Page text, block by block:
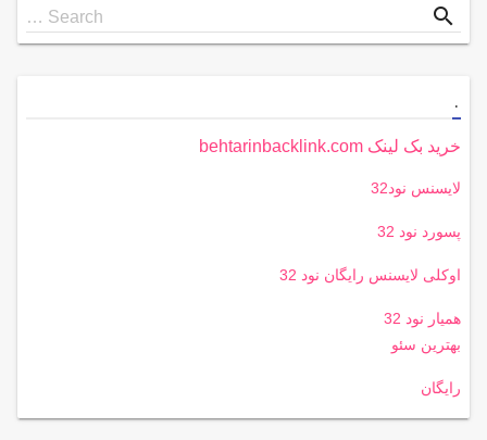
Search
for
Search … search
.
خرید بک لینک behtarinbacklink.com
لایسنس نود32
پسورد نود 32
اوکلی لایسنس رایگان نود 32
همیار نود 32
بهترین سئو
رایگان